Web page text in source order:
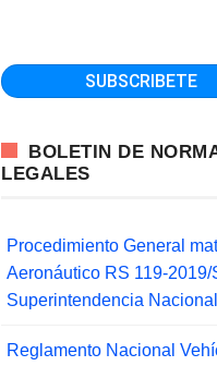
BOLETIN DE
LEGALES
Procedimiento General
Aeronáutico RS 119-2019/
Superintendencia
Reglamento Nacional